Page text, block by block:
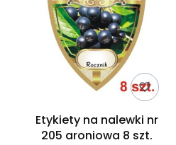
Etykiety na nalewki nr
205 aroniowa 8 szt.